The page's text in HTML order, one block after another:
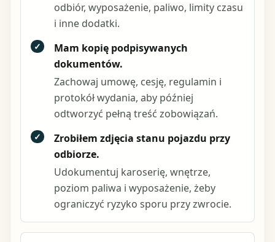
odbiór, wyposażenie, paliwo, limity czasu
i inne dodatki.
✓
Mam kopię podpisywanych
dokumentów.
Zachowaj umowę, cesję, regulamin i
protokół wydania, aby później
odtworzyć pełną treść zobowiązań.
✓
Zrobiłem zdjęcia stanu pojazdu przy
odbiorze.
Udokumentuj karoserię, wnętrze,
poziom paliwa i wyposażenie, żeby
ograniczyć ryzyko sporu przy zwrocie.